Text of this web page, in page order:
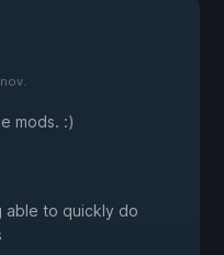
mods. :)
able to quickly do